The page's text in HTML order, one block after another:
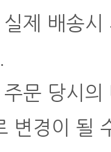
제 배송시
문 당시의
변경이 될